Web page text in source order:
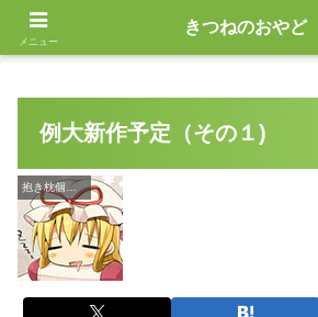
えっちな抱き枕作ってます
例大新作予定（その１)
抱き枕個別紹介記事
メニュー
きつねのおやど